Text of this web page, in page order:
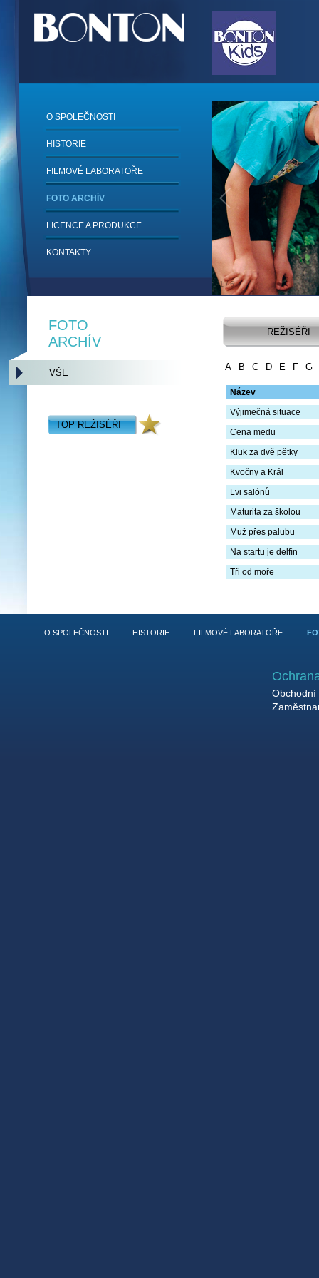
1/6
O SPOLEČNOSTI
HISTORIE
FILMOVÉ LABORATOŘE
FOTO ARCHÍV
LICENCE A PRODUKCE
KONTAKTY
REŽISÉŘI
A B C D E F G
Název
Výjimečná situace
Cena medu
Kluk za dvě pětky
Kvočny a Král
Lvi salónů
Maturita za školou
Muž přes palubu
Na startu je delfín
Tři od moře
FOTO
ARCHÍV
VŠE
TOP REŽISÉŘI
O SPOLEČNOSTI HISTORIE FILMOVÉ LABORATOŘE
Obchodní